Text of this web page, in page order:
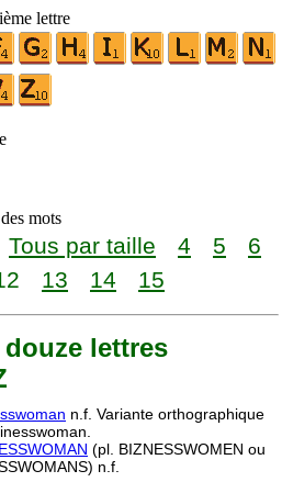
lettre
mots
Tous par taille 4 5
6
13 14 15
lettres
n.f. Variante orthographique
(pl. BIZNESSWOMEN ou
n.f.